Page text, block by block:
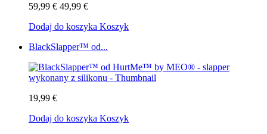
59,99 € 49,99 €
Dodaj do koszyka Koszyk
BlackSlapper™ od...
19,99 €
Dodaj do koszyka Koszyk